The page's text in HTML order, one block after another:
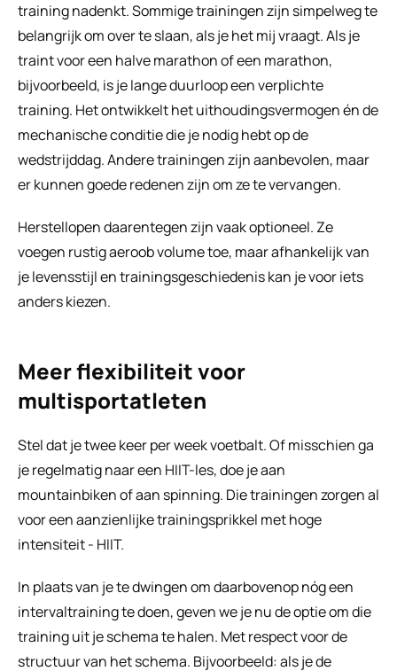
training nadenkt. Sommige trainingen zijn simpelweg te
belangrijk om over te slaan, als je het mij vraagt. Als je
traint voor een halve marathon of een marathon,
bijvoorbeeld, is je lange duurloop een verplichte
training. Het ontwikkelt het uithoudingsvermogen én de
mechanische conditie die je nodig hebt op de
wedstrijddag. Andere trainingen zijn aanbevolen, maar
er kunnen goede redenen zijn om ze te vervangen.
Herstellopen daarentegen zijn vaak optioneel. Ze
voegen rustig aeroob volume toe, maar afhankelijk van
je levensstijl en trainingsgeschiedenis kan je voor iets
anders kiezen.
Meer flexibiliteit voor
multisportatleten
Stel dat je twee keer per week voetbalt. Of misschien ga
je regelmatig naar een HIIT-les, doe je aan
mountainbiken of aan spinning. Die trainingen zorgen al
voor een aanzienlijke trainingsprikkel met hoge
intensiteit - HIIT.
In plaats van je te dwingen om daarbovenop nóg een
intervaltraining te doen, geven we je nu de optie om die
training uit je schema te halen. Met respect voor de
structuur van het schema. Bijvoorbeeld: als je de